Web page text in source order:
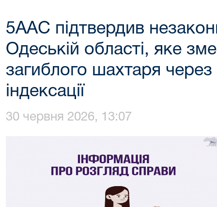
5ААС підтвердив
Одеській області, яке
загиблого шахтаря
індексації
30 червня 2026, 13:07